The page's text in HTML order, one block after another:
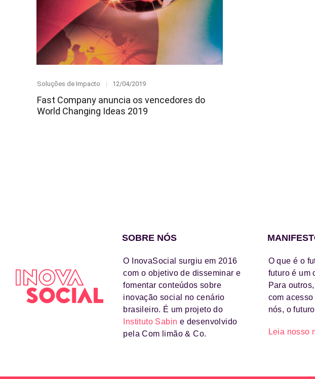
Category
Soluções de Impacto
Posted
12/04/2019
Fast Company anuncia os vencedores do
World Changing Ideas 2019
SOBRE NÓS
O InovaSocial surgiu em 2016
com o objetivo de disseminar e
fomentar conteúdos sobre
inovação social no cenário
brasileiro. É um projeto do
Instituto Sabin e desenvolvido
pela Com limão & Co.
O que é o
futuro é um
Para
com
nós, o
Leia nosso